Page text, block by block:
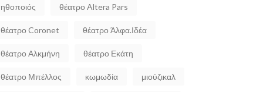
ηθοποιός θέατρο Altera Pars
θέατρο Coronet θέατρο Άλφα.Ιδέα
θέατρο Αλκμήνη θέατρο Εκάτη
θέατρο Μπέλλος κωμωδία μιούζικαλ